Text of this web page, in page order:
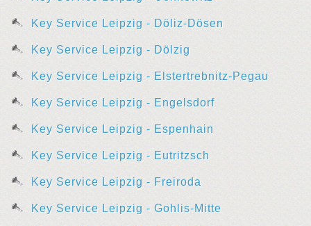
Key Service Leipzig - Döliz-Dösen
Key Service Leipzig - Dölzig
Key Service Leipzig - Elstertrebnitz-Pegau
Key Service Leipzig - Engelsdorf
Key Service Leipzig - Espenhain
Key Service Leipzig - Eutritzsch
Key Service Leipzig - Freiroda
Key Service Leipzig - Gohlis-Mitte